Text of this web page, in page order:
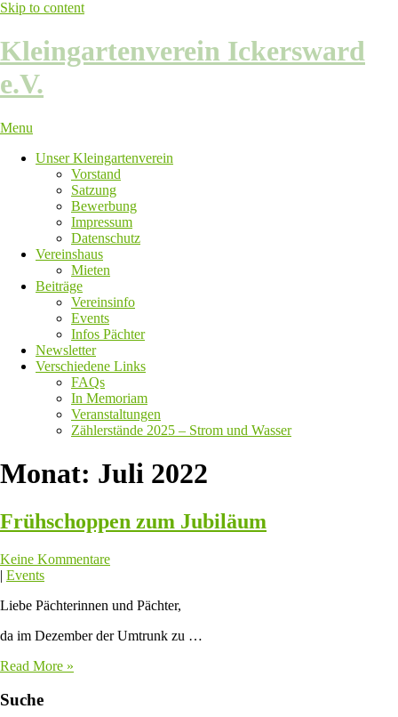
Skip to content
Kleingartenverein Ickersward
e.V.
Menu
Unser Kleingartenverein
Vorstand
Satzung
Bewerbung
Impressum
Datenschutz
Vereinshaus
Mieten
Beiträge
Vereinsinfo
Events
Infos Pächter
Newsletter
Verschiedene Links
FAQs
In Memoriam
Veranstaltungen
Zählerstände 2025 – Strom und Wasser
Monat: Juli 2022
Frühschoppen zum Jubiläum
Keine Kommentare
| Events
Liebe Pächterinnen und Pächter,
da im Dezember der Umtrunk zu …
Read More »
Suche